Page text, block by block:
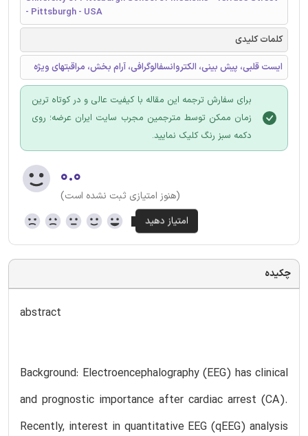
- Pittsburgh - USA
کلمات کلیدی
ایست قلبی، پیش بینی، الکتروانسفالوگرافی، آرام بخش، مراقبتهای ویژه
برای سفارش ترجمه این مقاله با کیفیت عالی و در کوتاه ترین
زمان ممکن توسط مترجمین مجرب سایت ایران عرضه؛ روی
دکمه سبز رنگ کلیک نمایید.
۰.۰
(هنوز امتیازی ثبت نشده است)
چکیده
abstract
Background: Electroencephalography (EEG) has clinical
and prognostic importance after cardiac arrest (CA).
Recently, interest in quantitative EEG (qEEG) analysis